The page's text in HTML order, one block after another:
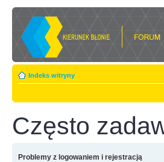
Indeks witryny
Często
Problemy z logowaniem i rejestracją